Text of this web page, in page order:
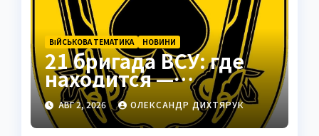
ВІЙСЬКОВА ТЕМАТИКА НОВИНИ
21 бригада ВСУ: где
находится —
Подольск как
стратегический центр
АВГ 2, 2026 ОЛЕКСАНДР ДИХТЯРУК